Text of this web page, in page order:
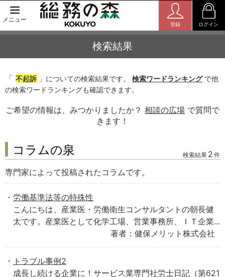
メニュー
登録 ログイン
検索結果
「 不起訴 」についての検索結果です。 検索ワードランキングで他
の検索ワードランキングも確認できます。
ご希望の情報は、みつかりましたか？ 相談の広場 で質問で
きます！
コラムの泉 検索結果 2 件
専門家によって投稿されたコラムです。
労働基準法等の特殊性
こんにちは、産業医・労働衛生コンサルタントの朝長健
太です。産業医として化学工場、営業事務所、ＩＴ企業...
著者：健保メリット株式会社
トラブル事例2
成長し続ける企業に！サービス業専門社労士日記（第621